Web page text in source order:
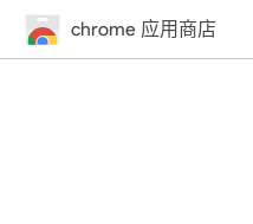
chrome 应用商店